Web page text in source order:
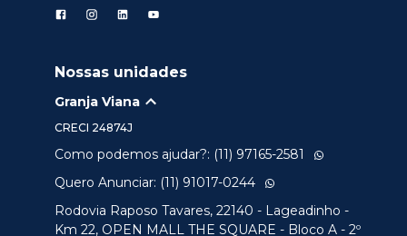
Nossas unidades
Granja Viana
CRECI 24874J
Como podemos ajudar?: (11) 97165-2581
Quero Anunciar: (11) 91017-0244
Rodovia Raposo Tavares, 22140 - Lageadinho -
Km 22, OPEN MALL THE SQUARE - Bloco A - 2º